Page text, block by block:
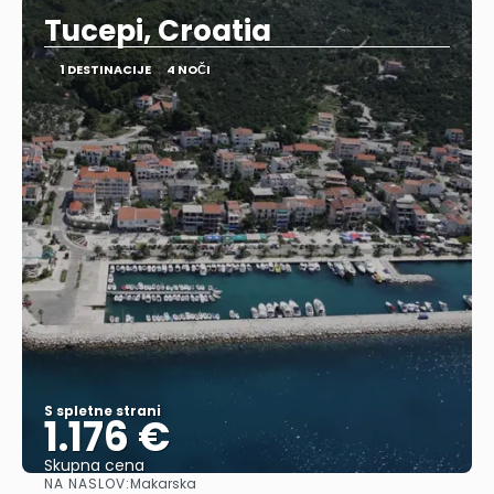
Tucepi, Croatia
1 DESTINACIJE 4 NOČI
S spletne strani
1.176 €
Skupna cena
NA NASLOV:Makarska